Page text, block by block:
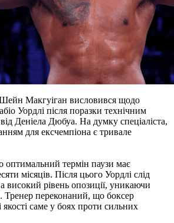
Макгуіган висловився щодо
Уордлі після поразки технічним
Деніела Дюбуа. На думку спеціаліста,
для ексчемпіона є тривале
оптимальний термін паузи має
місяців. Після цього Уордлі слід
високий рівень опозиції, уникаючи
Тренер переконаний, що боксер
саме у боях проти сильних